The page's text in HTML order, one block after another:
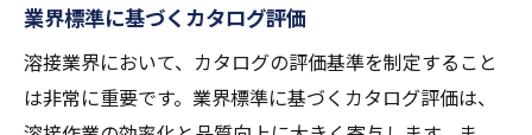
円滑な作業のためのカタログの見直し方法
溶接現場におけるカタログの役割
作業現場でのカタログ活用のメリット
業界標準に基づくカタログ評価
溶接業界において、カタログの評価基準を制定すること
は非常に重要です。業界標準に基づくカタログ評価は、